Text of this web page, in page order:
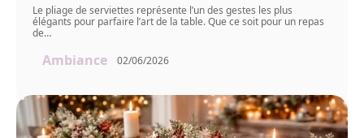
Le pliage de serviettes représente l’un des gestes les plus
élégants pour parfaire l’art de la table. Que ce soit pour un repas
de…
Ambiance 02/06/2026